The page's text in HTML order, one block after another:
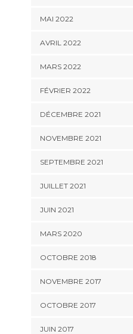
MAI 2022
AVRIL 2022
MARS 2022
FÉVRIER 2022
DÉCEMBRE 2021
NOVEMBRE 2021
SEPTEMBRE 2021
JUILLET 2021
JUIN 2021
MARS 2020
OCTOBRE 2018
NOVEMBRE 2017
OCTOBRE 2017
JUIN 2017